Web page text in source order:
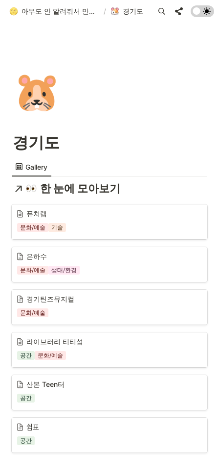
아무도 안 알려줘서 만든 청소년 네트워크 가이드 / 경기도
🐹
경기도
Gallery
한 눈에 모아보기
퓨처랩
문화/예술 기술
은하수
문화/예술 생태/환경
경기틴즈뮤지컬
문화/예술
라이브러리 티티섬
공간 문화/예술
산본 Teen터
공간
쉼표
공간